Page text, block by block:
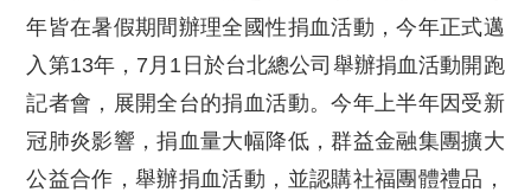
年皆在暑假期間辦理全國性捐血活動，今年正式邁
入第13年，7月1日於台北總公司舉辦捐血活動開跑
記者會，展開全台的捐血活動。今年上半年因受新
冠肺炎影響，捐血量大幅降低，群益金融集團擴大
公益合作，舉辦捐血活動，並認購社福團體禮品，